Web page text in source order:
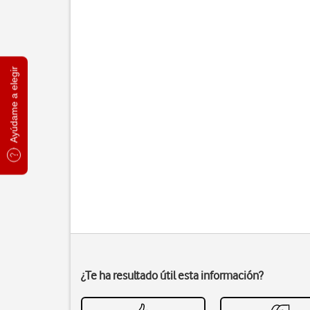
Ayúdame a elegir
¿Te ha resultado útil esta información?